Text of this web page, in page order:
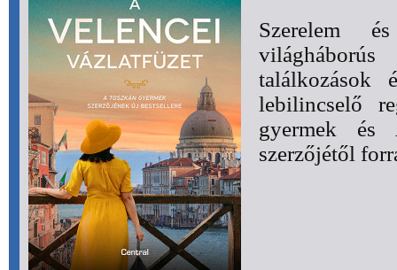
Szerelem
találkozások
lebilincselő
gyermek és
szerzőjétől